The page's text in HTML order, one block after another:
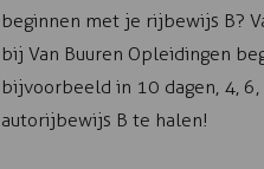
beginnen met je rijbewijs B?
bij Van Buuren Opleidingen
bijvoorbeeld in 10 dagen, 4,
autorijbewijs B te halen!